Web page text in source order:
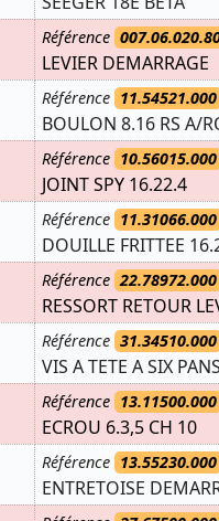
Référence
LEVIER DEMARRAGE
Référence 11.54521.000
BOULON 8.16 RS A/
Référence 10.56015.000
JOINT SPY 16.22.4
Référence 11.31066.000
DOUILLE FRITTEE
Référence 22.78972.000
RESSORT RETOUR
Référence 31.34510.000
VIS A TETE A SIX
Référence 13.11500.000
ECROU 6.3,5 CH 10
Référence 13.55230.000
ENTRETOISE